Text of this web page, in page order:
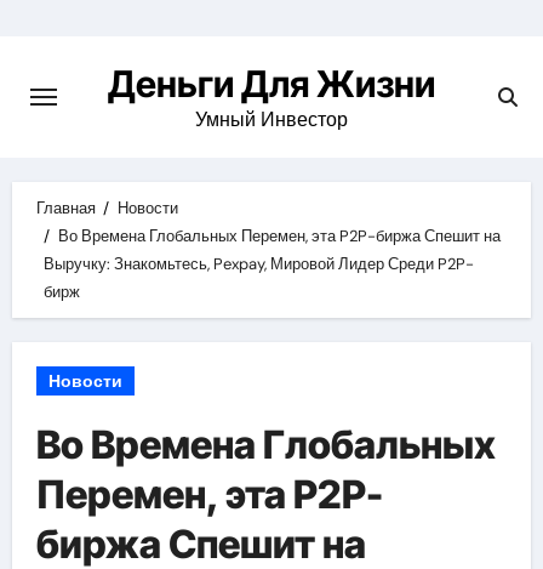
содержимомуДеньги Для Жизни
Умный Инвестор
Главная
Новости
Во Времена Глобальных Перемен, эта P2P-биржа Спешит на
Выручку: Знакомьтесь, Pexpay, Мировой Лидер Среди P2P-
бирж
Новости
Во Времена Глобальных
Перемен, эта P2P-
биржа Спешит на